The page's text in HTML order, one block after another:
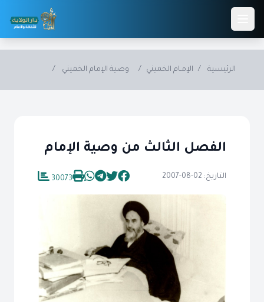
Skip to main content
الرئيسية / الإمـام الخميني / وصية الإمام الخميني /
الفصل الثالث من وصية الإمام
التاريخ: 02-08-2007 30073